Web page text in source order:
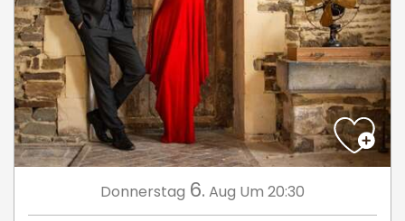
Donnerstag 6. Aug Um 20:30